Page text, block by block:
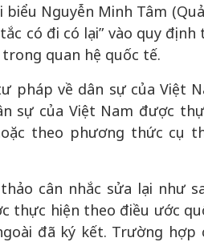
Nguyễn Minh Tâm
có đi có lại” vào quy định
quan hệ quốc tế.
pháp về dân sự của Việt
sự của Việt Nam được
theo phương thức cụ
cân nhắc sửa lại như
thực hiện theo điều ước
đã ký kết. Trường hợp